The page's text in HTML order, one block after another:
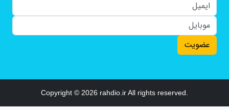
عضویت
Copyright © 2026 rahdio.ir All rights reserved.